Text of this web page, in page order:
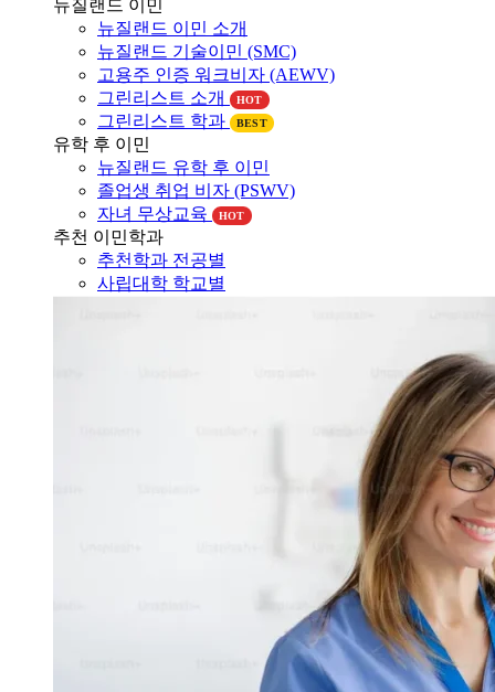
오클랜드 대학교
유학 후 이민
뉴질랜드 이민
뉴질랜드 이민 소개
뉴질랜드 기술이민 (SMC)
고용주 인증 워크비자 (AEWV)
그린리스트 소개
그린리스트 학과 BEST
유학 후 이민
뉴질랜드 유학 후 이민
졸업생 취업 비자 (PSWV)
자녀 무상교육
HOT
추천 이민학과